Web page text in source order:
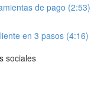
de pago (2:53)
en 3 pasos (4:16)
sociales